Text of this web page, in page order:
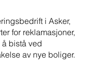
i Asker,
for reklamasjoner,
bistå ved
av nye boliger.